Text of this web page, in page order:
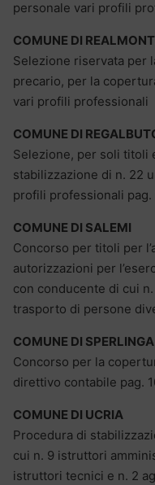
personale vari profili
COMUNE DI
Selezione riservata per
precario, per la
vari profili
COMUNE DI
Selezione, per soli titoli
stabilizzazione di n. 22
profili professionali pag.
COMUNE DI SALEMI
Concorso per titoli per
autorizzazioni per
con conducente di cui
trasporto di persone
COMUNE DI SPERLINGA
Concorso per la
direttivo contabile pag.
COMUNE DI UCRIA
Procedura di
cui n. 9 istruttori
istruttori tecnici e n. 2